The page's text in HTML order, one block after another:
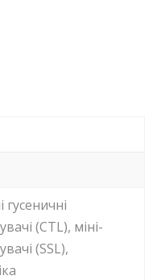
(CTL), міні-
(SSL),